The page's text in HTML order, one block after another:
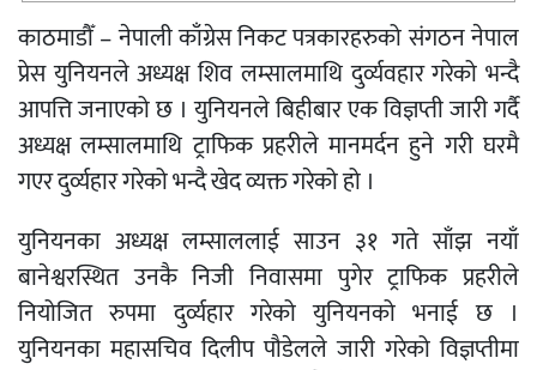
काठमाडौँ – नेपाली काँग्रेस निकट पत्रकारहरुको संगठन नेपाल
प्रेस युनियनले अध्यक्ष शिव लम्सालमाथि दुर्व्यवहार गरेको भन्दै
आपत्ति जनाएको छ । युनियनले बिहीबार एक विज्ञप्ती जारी गर्दै
अध्यक्ष लम्सालमाथि ट्राफिक प्रहरीले मानमर्दन हुने गरी घरमै
गएर दुर्व्यहार गरेको भन्दै खेद व्यक्त गरेको हो ।
युनियनका अध्यक्ष लम्साललाई साउन ३१ गते साँझ नयाँ
बानेश्वरस्थित उनकै निजी निवासमा पुगेर ट्राफिक प्रहरीले
नियोजित रुपमा दुर्व्यहार गरेको युनियनको भनाई छ ।
युनियनका महासचिव दिलीप पौडेलले जारी गरेको विज्ञप्तीमा